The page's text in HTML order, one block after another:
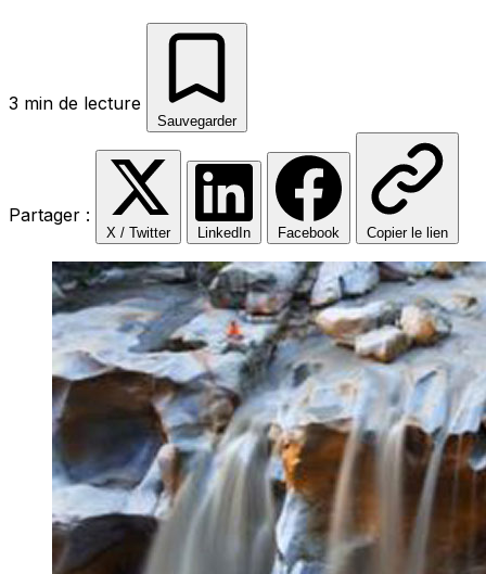
3 min de lecture
Sauvegarder
Partager :
X / Twitter LinkedIn Facebook Copier le lien